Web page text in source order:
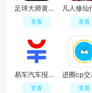
足球大师黄金一代手游
查看 查看
易车汽车报价APP官方正版
查看 查看